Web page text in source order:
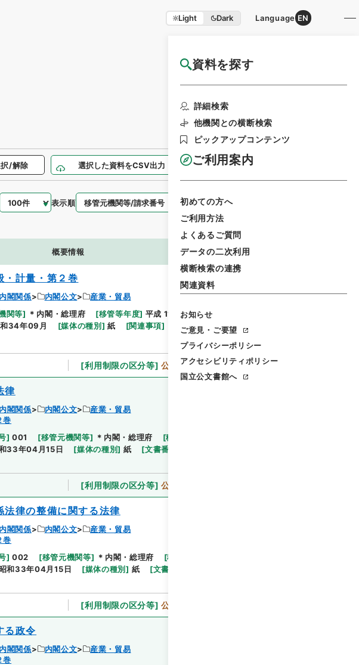
Light Dark Language EN
資料を探す
詳細検索
他機関との横断検索
ピックアップコンテンツ
ご利用案内
初めての方へ
ご利用方法
よくあるご質問
データの二次利用
横断検索の連携
関連資料
お知らせ
ご意見・ご要望
プライバシーポリシー
アクセシビリティポリシー
国立公文書館へ
国立公文書館HP利用案内
/解除 選択した資料をCSV出力 選択した資料を利用請求
表示順 表示スタイル
概要情報
・計量・第２巻
閣関係 内閣公文
産業・貿易
関等] ＊内閣・総理府 [移管等年度] 平成 11 [作成・取得者
34年09月 [媒体の種別 ] 紙 [関連事項]
[利用制限の区分等] 公開
律
閣関係 内閣公文
産業・貿易
巻
] 001 [移管元機関等] ＊内閣・総理府 [移管等年度
33年04月15日 [媒体の種別] 紙 [文書番号
[利用制限の区分等] 公開
律の整備に関する法律
閣関係 内閣公文
産業・貿易
巻
] 002 [移管元機関等] ＊内閣・総理府 [移管等年度
和33年04月15日 [媒体の種別] 紙 [文書番号
[利用制限の区分等] 公開
る政令
閣関係 内閣公文
産業・貿易
巻